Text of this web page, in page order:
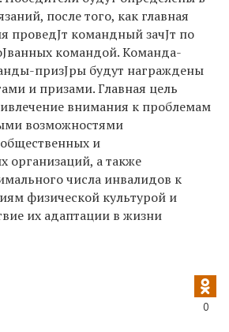
после того, как главная
проведЈт командный зачЈт по
командой. Команда-
призЈры будут награждены
и призами. Главная цель
внимания к проблемам
возможностями
и
организаций, а также
числа инвалидов к
физической культурой и
их адаптации в жизни
0